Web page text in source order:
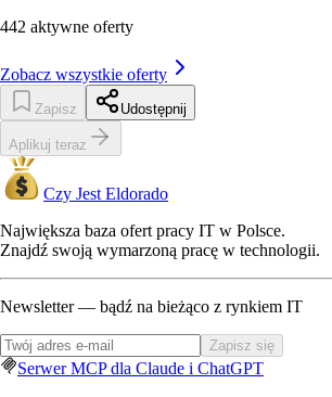
442 aktywne oferty
Zobacz wszystkie oferty
Zapisz Udostępnij
Aplikuj teraz
Czy Jest Eldorado
Największa baza ofert pracy IT w Polsce.
Znajdź swoją wymarzoną pracę w technologii.
Newsletter — bądź na bieżąco z rynkiem IT
Zapisz się
Serwer MCP dla Claude i ChatGPT